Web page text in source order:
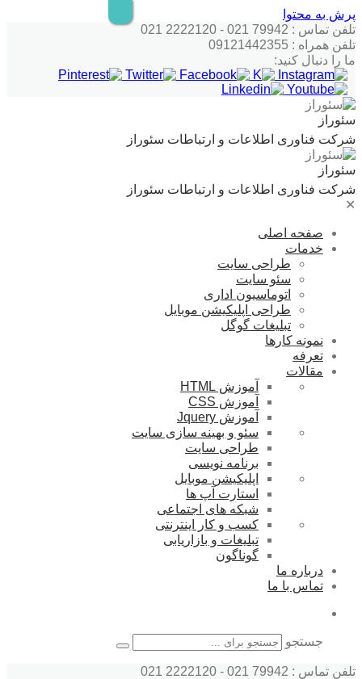
پرش به محتوا
تلفن تماس : 79942 021 - 2222120 021
تلفن همراه : 09121442355
ما را دنبال کنید:
سئوراز
شرکت فناوری اطلاعات و ارتباطات سئوراز
سئوراز
شرکت فناوری اطلاعات و ارتباطات سئوراز
✕
صفحه اصلی
خدمات
طراحی سایت
سئو سایت
اتوماسیون اداری
طراحی اپلیکیشن موبایل
تبلیغات گوگل
نمونه کارها
تعرفه
مقالات
آموزش HTML
آموزش CSS
آموزش Jquery
سئو و بهینه سازی سایت
طراحی سایت
برنامه نویسی
اپلیکیشن موبایل
استارت آپ ها
شبکه های اجتماعی
کسب و کار اینترنتی
تبلیغات و بازاریابی
گوناگون
درباره ما
تماس با ما
جستجو
تلفن تماس : 79942 021 - 2222120 021